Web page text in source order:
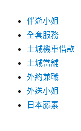
伴遊小姐
全套服務
土城機車借款
土城當舖
外約兼職
外送小姐
日本藤素